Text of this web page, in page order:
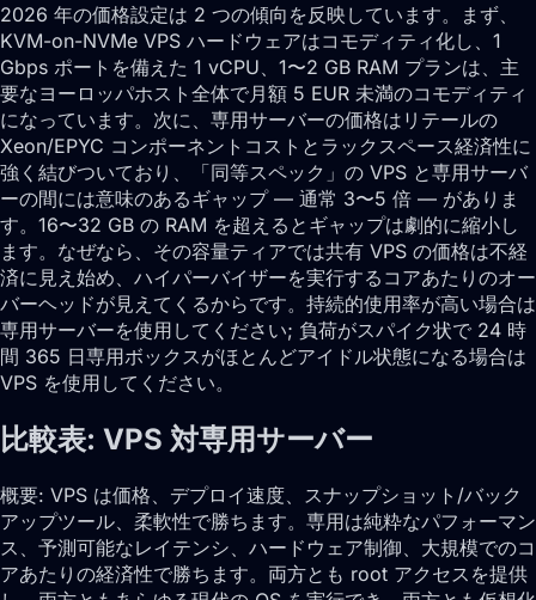
2026 年の価格設定は 2 つの傾向を反映しています。まず、
KVM-on-NVMe VPS ハードウェアはコモディティ化し、1
Gbps ポートを備えた 1 vCPU、1〜2 GB RAM プランは、主
要なヨーロッパホスト全体で月額 5 EUR 未満のコモディティ
になっています。次に、専用サーバーの価格はリテールの
Xeon/EPYC コンポーネントコストとラックスペース経済性に
強く結びついており、「同等スペック」の VPS と専用サーバ
ーの間には意味のあるギャップ — 通常 3〜5 倍 — がありま
す。16〜32 GB の RAM を超えるとギャップは劇的に縮小し
ます。なぜなら、その容量ティアでは共有 VPS の価格は不経
済に見え始め、ハイパーバイザーを実行するコアあたりのオー
バーヘッドが見えてくるからです。持続的使用率が高い場合は
専用サーバーを使用してください; 負荷がスパイク状で 24 時
間 365 日専用ボックスがほとんどアイドル状態になる場合は
VPS を使用してください。
比較表: VPS 対専用サーバー
概要: VPS は価格、デプロイ速度、スナップショット/バック
アップツール、柔軟性で勝ちます。専用は純粋なパフォーマン
ス、予測可能なレイテンシ、ハードウェア制御、大規模でのコ
アあたりの経済性で勝ちます。両方とも root アクセスを提供